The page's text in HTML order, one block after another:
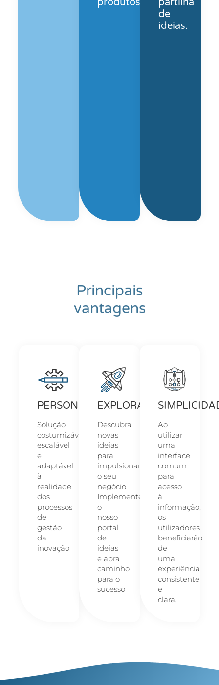
de
ideias.
Principais
vantagens
PERSONALIZAÇÃO
Solução
costumizável,
escalável
e
adaptável
à
realidade
dos
processos
de
gestão
da
inovação
EXPLORAÇÃO
Descubra
novas
ideias
para
impulsionar
o seu
negócio.
Implemente
o
nosso
portal
de
ideias
e abra
caminho
para o
sucesso
Ao
utilizar
uma
interface
comum
para
acesso
à
informação,
os
utilizadores
beneficiarão
de
uma
experiência
consistente
e
clara.